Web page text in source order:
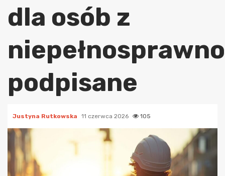
dla osób z
podpisane
Justyna Rutkowska 11 czerwca 2026 105